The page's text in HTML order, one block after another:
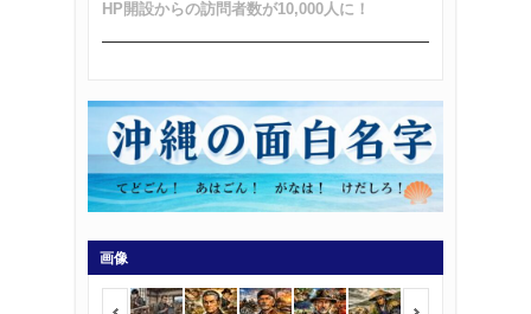
HP開設からの訪問者数が10,000人に！
画像